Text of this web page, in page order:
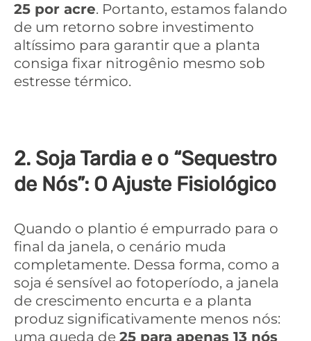
25 por acre. Portanto, estamos falando
de um retorno sobre investimento
altíssimo para garantir que a planta
consiga fixar nitrogênio mesmo sob
estresse térmico.
2. Soja Tardia e o “Sequestro
de Nós”: O Ajuste Fisiológico
Quando o plantio é empurrado para o
final da janela, o cenário muda
completamente. Dessa forma, como a
soja é sensível ao fotoperíodo, a janela
de crescimento encurta e a planta
produz significativamente menos nós:
uma queda de 25 para apenas 13 nós